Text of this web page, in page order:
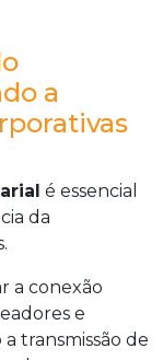
a
é essencial
da
a conexão
e
transmissão de